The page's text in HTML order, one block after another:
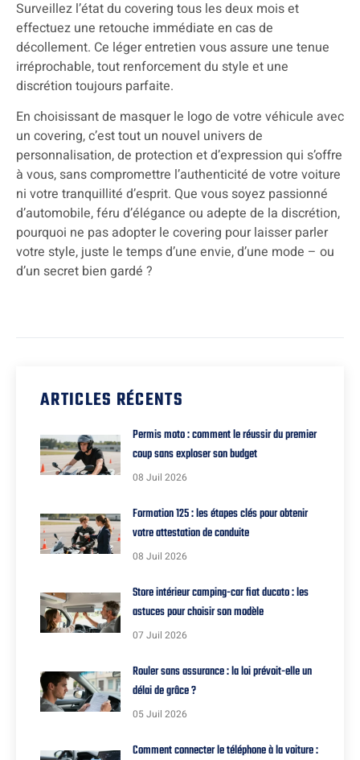
Surveillez l’état du covering tous les deux mois et
effectuez une retouche immédiate en cas de
décollement. Ce léger entretien vous assure une tenue
irréprochable, tout renforcement du style et une
discrétion toujours parfaite.
En choisissant de masquer le logo de votre véhicule avec
un covering, c’est tout un nouvel univers de
personnalisation, de protection et d’expression qui s’offre
à vous, sans compromettre l’authenticité de votre voiture
ni votre tranquillité d’esprit. Que vous soyez passionné
d’automobile, féru d’élégance ou adepte de la discrétion,
pourquoi ne pas adopter le covering pour laisser parler
votre style, juste le temps d’une envie, d’une mode – ou
d’un secret bien gardé ?
ARTICLES RÉCENTS
Permis moto : comment le réussir du premier
coup sans exploser son budget
08 Juil 2026
Formation 125 : les étapes clés pour obtenir
votre attestation de conduite
08 Juil 2026
Store intérieur camping-car fiat ducato : les
astuces pour choisir son modèle
07 Juil 2026
Rouler sans assurance : la loi prévoit-elle un
délai de grâce ?
05 Juil 2026
Comment connecter le téléphone à la voiture :